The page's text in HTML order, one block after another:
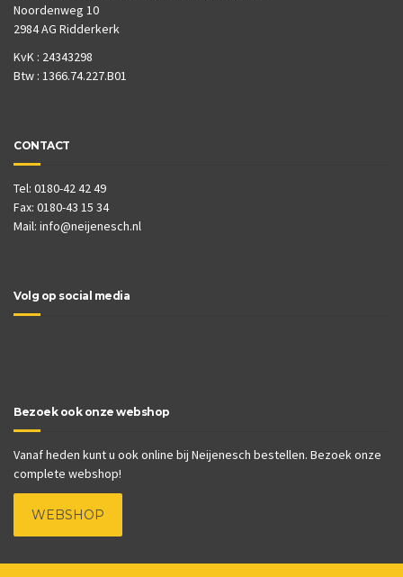
Noordenweg 10
2984 AG Ridderkerk
KvK : 24343298
Btw : 1366.74.227.B01
CONTACT
Tel: 0180-42 42 49
Fax: 0180-43 15 34
Mail: info@neijenesch.nl
Volg op social media
Bezoek ook onze webshop
Vanaf heden kunt u ook online bij Neijenesch bestellen. Bezoek onze
complete webshop!
WEBSHOP